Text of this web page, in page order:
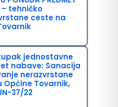
– tehničko
ceste na
jednostavne
nabave: Sanacija
nerazvrstane
Tovarnik,
37/22